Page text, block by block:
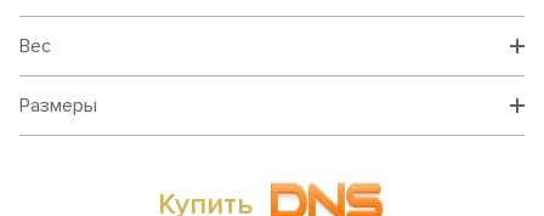
Вес
Размеры
Купить